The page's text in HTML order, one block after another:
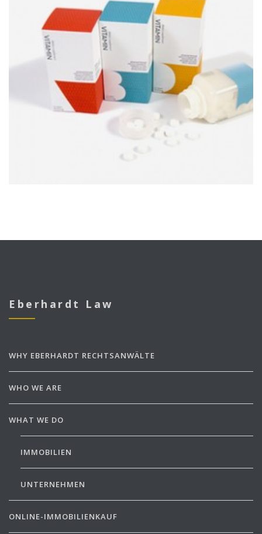
VITAMIN
Eberhardt Law
WHY EBERHARDT RECHTSANWÄLTE
WHO WE ARE
WHAT WE DO
IMMOBILIEN
UNTERNEHMEN
ONLINE-IMMOBILIENKAUF